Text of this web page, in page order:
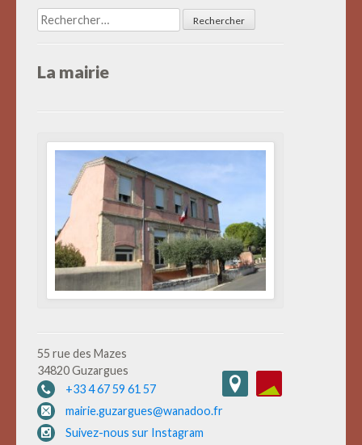
Rechercher :
La mairie
55 rue des Mazes
34820 Guzargues
+33 4 67 59 61 57
mairie.guzargues@wanadoo.fr
Suivez-nous sur Instagram